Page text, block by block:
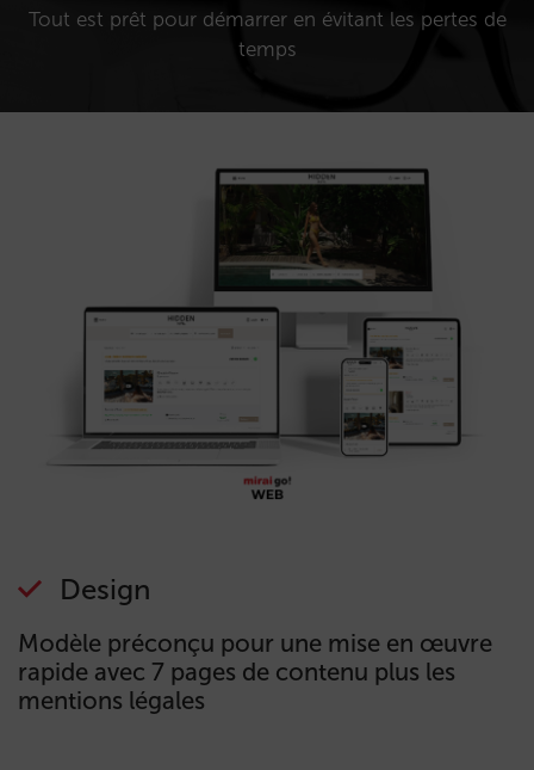
Tout est prêt pour démarrer en évitant les pertes de
temps
Design
Modèle préconçu pour une mise en œuvre
rapide avec 7 pages de contenu plus les
mentions légales